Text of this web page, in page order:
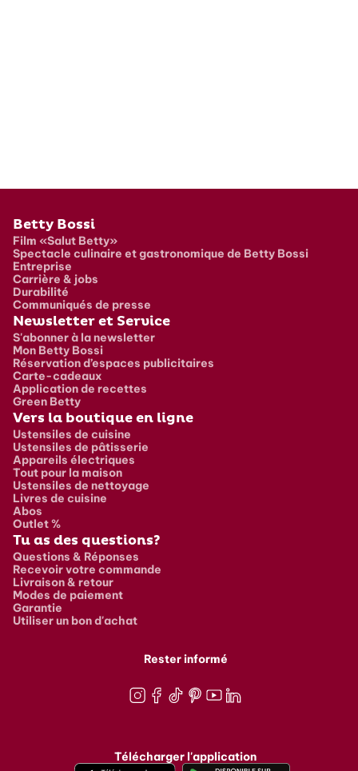
Pied de page
Betty Bossi
Film «Salut Betty»
Spectacle culinaire et gastronomique de Betty Bossi
Entreprise
Carrière & jobs
Durabilité
Communiqués de presse
Newsletter et Service
S'abonner à la newsletter
Mon Betty Bossi
Réservation d’espaces publicitaires
Carte-cadeaux
Application de recettes
Green Betty
Vers la boutique en ligne
Ustensiles de cuisine
Ustensiles de pâtisserie
Appareils électriques
Tout pour la maison
Ustensiles de nettoyage
Livres de cuisine
Abos
Outlet %
Tu as des questions?
Questions & Réponses
Recevoir votre commande
Livraison & retour
Modes de paiement
Garantie
Utiliser un bon d'achat
Rester informé
Télécharger l'application